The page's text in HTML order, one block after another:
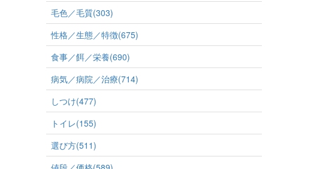
毛色／毛質(303)
性格／生態／特徴(675)
食事／餌／栄養(690)
病気／病院／治療(714)
しつけ(477)
トイレ(155)
選び方(511)